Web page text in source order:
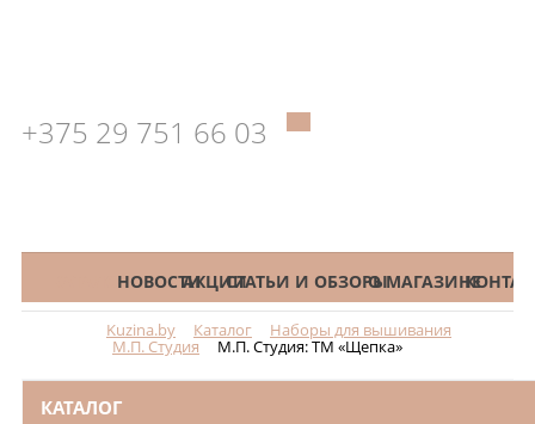
+375 29 751 66 03
КАТАЛОГНОВОСТИАКЦИИСТАТЬИ И ОБЗОРЫО МАГАЗИНЕ
Kuzina.by Каталог Наборы для вышивания
М.П. Студия М.П. Студия: ТМ «Щепка»
КАТАЛОГ